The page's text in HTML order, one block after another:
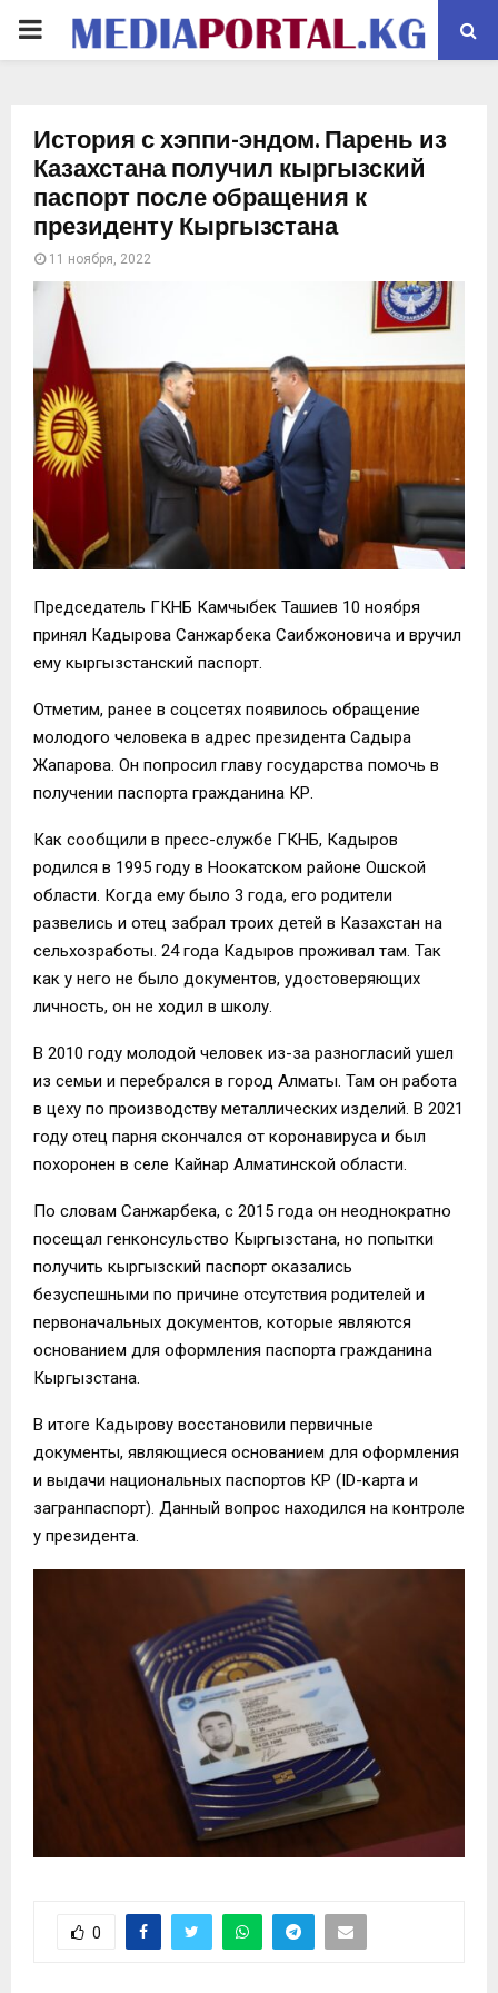
PRIMARY
История с хэппи-эндом. Парень из
Казахстана получил кыргызский
паспорт после обращения к
президенту Кыргызстана
11 ноября, 2022
Председатель ГКНБ Камчыбек Ташиев 10 ноября
принял Кадырова Санжарбека Саибжоновича и вручил
ему кыргызстанский паспорт.
Отметим, ранее в соцсетях появилось обращение
молодого человека в адрес президента Садыра
Жапарова. Он попросил главу государства помочь в
получении паспорта гражданина КР.
Как сообщили в пресс-службе ГКНБ, Кадыров
родился в 1995 году в Ноокатском районе Ошской
области. Когда ему было 3 года, его родители
развелись и отец забрал троих детей в Казахстан на
сельхозработы. 24 года Кадыров проживал там. Так
как у него не было документов, удостоверяющих
личность, он не ходил в школу.
В 2010 году молодой человек из-за разногласий ушел
из семьи и перебрался в город Алматы. Там он работа
в цеху по производству металлических изделий. В 2021
году отец парня скончался от коронавируса и был
похоронен в селе Кайнар Алматинской области.
По словам Санжарбека, с 2015 года он неоднократно
посещал генконсульство Кыргызстана, но попытки
получить кыргызский паспорт оказались
безуспешными по причине отсутствия родителей и
первоначальных документов, которые являются
основанием для оформления паспорта гражданина
Кыргызстана.
В итоге Кадырову восстановили первичные
документы, являющиеся основанием для оформления
и выдачи национальных паспортов КР (ID-карта и
загранпаспорт). Данный вопрос находился на контроле
у президента.
0